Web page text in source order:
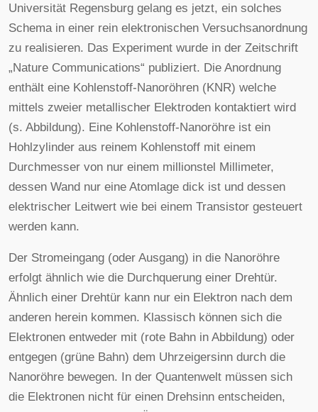
Universität Regensburg gelang es jetzt, ein solches
Schema in einer rein elektronischen Versuchsanordnung
zu realisieren. Das Experiment wurde in der Zeitschrift
„Nature Communications“ publiziert. Die Anordnung
enthält eine Kohlenstoff-Nanoröhren (KNR) welche
mittels zweier metallischer Elektroden kontaktiert wird
(s. Abbildung). Eine Kohlenstoff-Nanoröhre ist ein
Hohlzylinder aus reinem Kohlenstoff mit einem
Durchmesser von nur einem millionstel Millimeter,
dessen Wand nur eine Atomlage dick ist und dessen
elektrischer Leitwert wie bei einem Transistor gesteuert
werden kann.
Der Stromeingang (oder Ausgang) in die Nanoröhre
erfolgt ähnlich wie die Durchquerung einer Drehtür.
Ähnlich einer Drehtür kann nur ein Elektron nach dem
anderen herein kommen. Klassisch können sich die
Elektronen entweder mit (rote Bahn in Abbildung) oder
entgegen (grüne Bahn) dem Uhrzeigersinn durch die
Nanoröhre bewegen. In der Quantenwelt müssen sich
die Elektronen nicht für einen Drehsinn entscheiden,